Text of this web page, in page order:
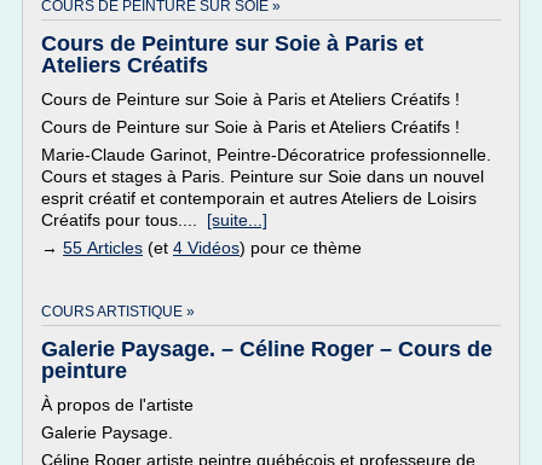
COURS DE PEINTURE SUR SOIE »
Cours de Peinture sur Soie à Paris et
Ateliers Créatifs
Cours de Peinture sur Soie à Paris et Ateliers Créatifs !
Cours de Peinture sur Soie à Paris et Ateliers Créatifs !
Marie-Claude Garinot, Peintre-Décoratrice professionnelle.
Cours et stages à Paris. Peinture sur Soie dans un nouvel
esprit créatif et contemporain et autres Ateliers de Loisirs
Créatifs pour tous.... [suite...]
→ 55 Articles (et 4 Vidéos) pour ce thème
COURS ARTISTIQUE »
Galerie Paysage. – Céline Roger – Cours de
peinture
À propos de l'artiste
Galerie Paysage.
Céline Roger artiste peintre québécois et professeure de